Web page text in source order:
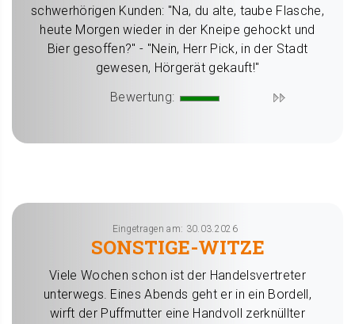
schwerhörigen Kunden: "Na, du alte, taube Flasche,
heute Morgen wieder in der Kneipe gehockt und
Bier gesoffen?" - "Nein, Herr Pick, in der Stadt
gewesen, Hörgerät gekauft!"
Bewertung:
Eingetragen am: 30.03.2026
SONSTIGE-WITZE
Viele Wochen schon ist der Handelsvertreter
unterwegs. Eines Abends geht er in ein Bordell,
wirft der Puffmutter eine Handvoll zerknüllter